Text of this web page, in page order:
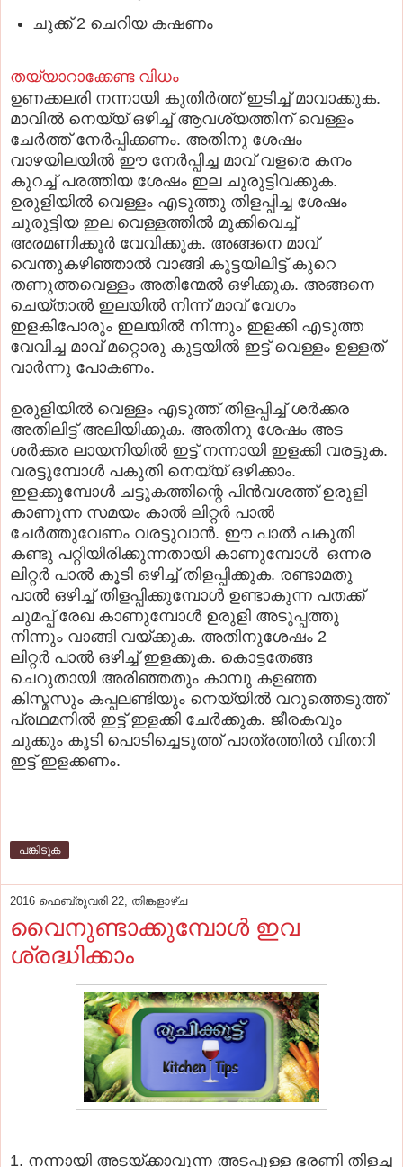
ചുക്ക് 2 ചെറിയ കഷണം
തയ്യാറാക്കേണ്ട വിധം
ഉണക്കലരി നന്നായി കുതിർത്ത് ഇടിച്ച് മാവാക്കുക.
മാവിൽ നെയ്യ് ഒഴിച്ച് ആവശ്യത്തിന് വെള്ളം
ചേർത്ത് നേർപ്പിക്കണം. അതിനു ശേഷം
വാഴയിലയിൽ ഈ നേർപ്പിച്ച മാവ് വളരെ കനം
കുറച്ച് പരത്തിയ ശേഷം ഇല ചുരുട്ടിവക്കുക.
ഉരുളിയിൽ വെള്ളം എടുത്തു തിളപ്പിച്ച ശേഷം
ചുരുട്ടിയ ഇല വെള്ളത്തിൽ മുക്കിവെച്ച്
അരമണിക്കൂർ വേവിക്കുക. അങ്ങനെ മാവ്
വെന്തുകഴിഞ്ഞാൽ വാങ്ങി കുട്ടയിലിട്ട് കുറെ
തണുത്തവെള്ളം അതിന്മേൽ ഒഴിക്കുക. അങ്ങനെ
ചെയ്താൽ ഇലയിൽ നിന്ന് മാവ് വേഗം
ഇളകിപോരും ഇലയിൽ നിന്നും ഇളക്കി എടുത്ത
വേവിച്ച മാവ് മറ്റൊരു കുട്ടയിൽ ഇട്ട് വെള്ളം ഉള്ളത്
വാർന്നു പോകണം.
ഉരുളിയിൽ വെള്ളം എടുത്ത് തിളപ്പിച്ച് ശർക്കര
അതിലിട്ട് അലിയിക്കുക. അതിനു ശേഷം അട
ശർക്കര ലായനിയിൽ ഇട്ട് നന്നായി ഇളക്കി വരട്ടുക.
വരട്ടുമ്പോൾ പകുതി നെയ്യ് ഒഴിക്കാം.
ഇളക്കുമ്പോൾ ചട്ടുകത്തിന്റെ പിൻവശത്ത് ഉരുളി
കാണുന്ന സമയം കാൽ ലിറ്റർ പാല്‍
ചേർത്തുവേണം വരട്ടുവാൻ. ഈ പാല്‍ പകുതി
കണ്ടു പറ്റിയിരിക്കുന്നതായി കാണുമ്പോൾ ഒന്നര
ലിറ്റർ പാല്‍ കൂടി ഒഴിച്ച് തിളപ്പിക്കുക. രണ്ടാമതു
പാല്‍ ഒഴിച്ച് തിളപ്പിക്കുമ്പോൾ ഉണ്ടാകുന്ന പതക്ക്
ചുമപ്പ് രേഖ കാണുമ്പോൾ ഉരുളി അടുപ്പത്തു
നിന്നും വാങ്ങി വയ്ക്കുക. അതിനുശേഷം 2
ലിറ്റർ പാല്‍ ഒഴിച്ച് ഇളക്കുക. കൊട്ടതേങ്ങ
ചെറുതായി അരിഞ്ഞതും കാമ്പു കളഞ്ഞ
കിസ്മസും കപ്പലണ്ടിയും നെയ്യില്‍ വറുത്തെടുത്ത്
പ്രഥമനില്‍ ഇട്ട് ഇളക്കി ചേർക്കുക. ജീരകവും
ചുക്കും കൂടി പൊടിച്ചെടുത്ത് പാത്രത്തിൽ വിതറി
ഇട്ട് ഇളക്കണം.
പങ്കിടുക
2016 ഫെബ്രുവരി 22, തിങ്കളാഴ്‌ച
വൈനുണ്ടാക്കുമ്പോൾ ഇവ
ശ്രദ്ധിക്കാം
1. നന്നായി അടയ്ക്കാവുന്ന അടപ്പുള്ള ഭരണി തിളച്ച